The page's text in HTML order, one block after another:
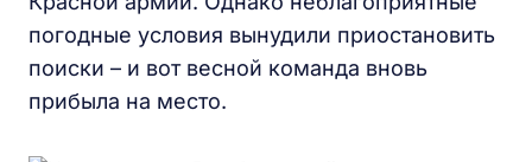
погодные условия вынудили приостановить
поиски – и вот весной команда вновь
прибыла на место.